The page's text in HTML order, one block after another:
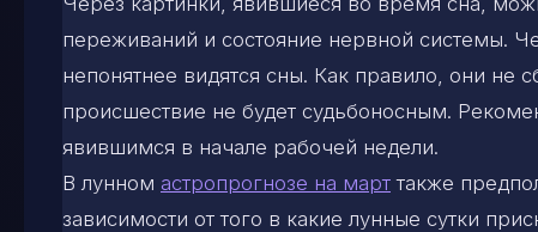
переживаний и состояние нервной системы.
непонятнее видятся сны. Как правило, они не
происшествие не будет судьбоносным.
явившимся в начале рабочей недели.
В лунном астропрогнозе на март также
зависимости от того в какие лунные сутки